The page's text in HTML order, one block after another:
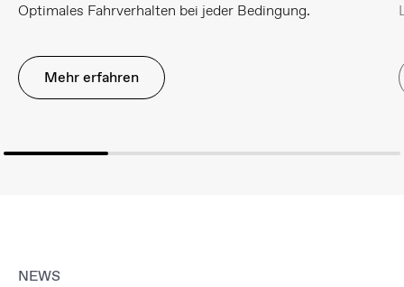
Optimales Fahrverhalten bei jeder Bedingung.
Mehr erfahren
NEWS